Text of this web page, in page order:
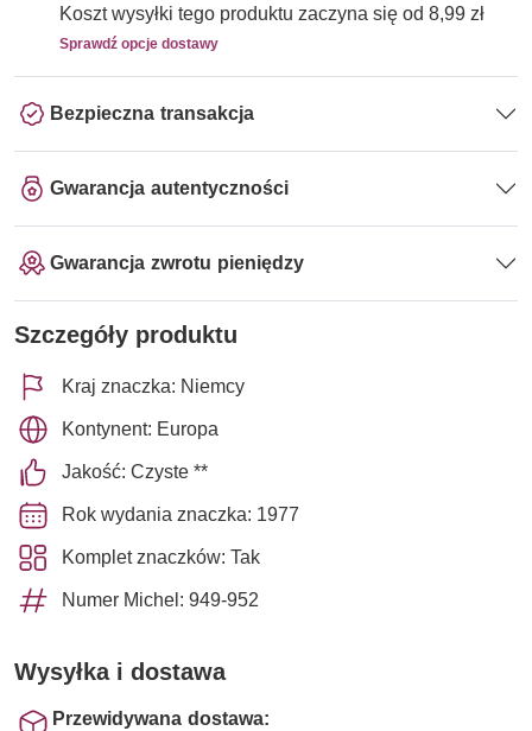
Koszt wysyłki tego produktu zaczyna się od 8,99 zł
Sprawdź opcje dostawy
Bezpieczna transakcja
Gwarancja autentyczności
Gwarancja zwrotu pieniędzy
Szczegóły produktu
Kraj znaczka: Niemcy
Kontynent: Europa
Jakość: Czyste **
Rok wydania znaczka: 1977
Komplet znaczków: Tak
Numer Michel: 949-952
Wysyłka i dostawa
Przewidywana dostawa: